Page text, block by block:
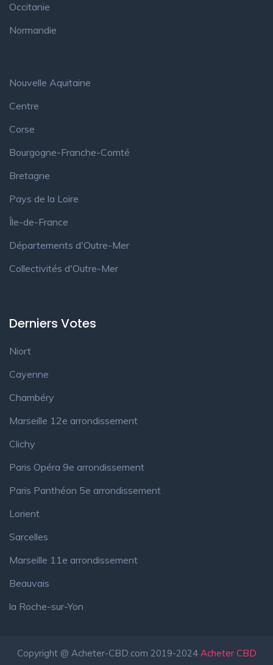
Occitanie
Normandie
Nouvelle Aquitaine
Centre
Corse
Bourgogne-Franche-Comté
Bretagne
Pays de la Loire
Île-de-France
Départements d'Outre-Mer
Collectivités d'Outre-Mer
Derniers Votes
Niort
Cayenne
Chambéry
Marseille 12e arrondissement
Clichy
Paris Opéra 9e arrondissement
Paris Panthéon 5e arrondissement
Lorient
Sarcelles
Marseille 11e arrondissement
Beauvais
la Roche-sur-Yon
Copyright @ Acheter-CBD.com 2019-2024 Acheter CBD